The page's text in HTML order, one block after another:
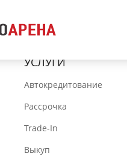
УСЛУГИ
Автокредитование
Рассрочка
Trade-In
Выкуп